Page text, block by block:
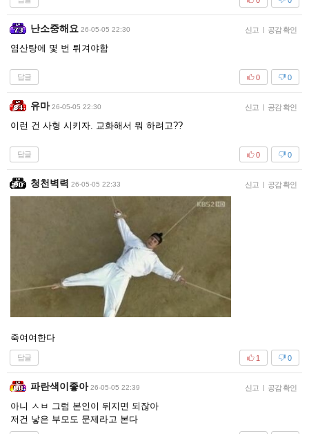
난소중해요 26-05-05 22:30 신고 | 공감 확인
염산탕에 몇 번 튀겨야함
답글 0
0
유마 26-05-05 22:30 신고 | 공감 확인
이런 건 사형 시키자. 교화해서 뭐 하려고??
답글 0
0
청천벽력 26-05-05 22:33 신고 | 공감 확인
죽여여한다
답글 0
1
파란색이좋아 26-05-05 22:39 신고 | 공감 확인
아니 ㅅㅂ 그럼 본인이 뒤지면 되잖아
저건 낳은 부모도 문제라고 본다